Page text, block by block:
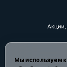
Мы используем
Акции,